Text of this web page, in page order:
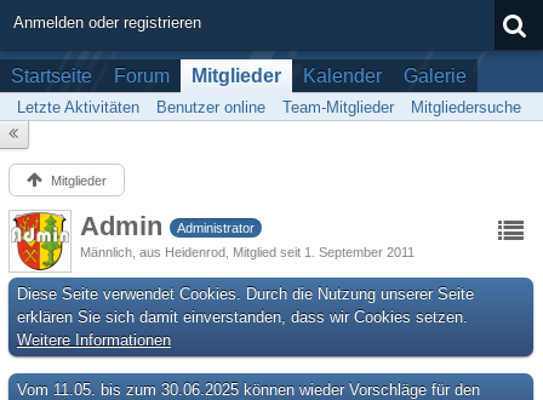
Anmelden oder registrieren
Startseite Forum Mitglieder Kalender Galerie
Letzte Aktivitäten Benutzer online Team-Mitglieder Mitgliedersuche
Mitglieder
Admin
Administrator
Männlich aus Heidenrod Mitglied seit 1. September 2011
Diese Seite verwendet Cookies. Durch die Nutzung unserer Seite
erklären Sie sich damit einverstanden, dass wir Cookies setzen.
Weitere Informationen
Vom 11.05. bis zum 30.06.2025 können wieder Vorschläge für den